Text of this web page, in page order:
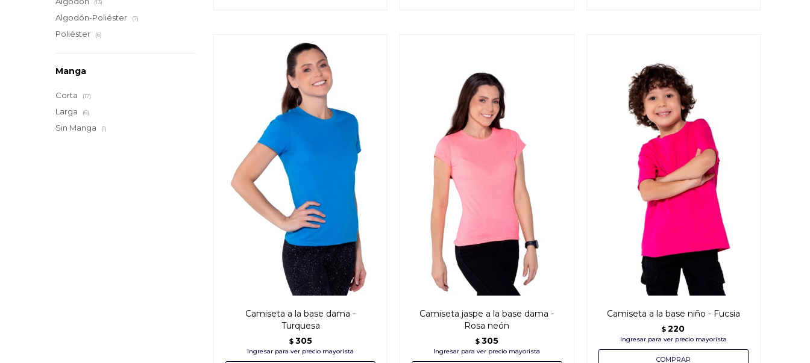
Camiseta a la base dama -
Turquesa
$ 305
Camiseta jaspe a la base dama -
Rosa neón
$ 305
Camiseta a la base niño - Fucsia
$ 220
(13)
Algodón-Poliéster (7)
Poliéster (6)
Manga
Corta (17)
Larga (6)
Sin Manga (1)